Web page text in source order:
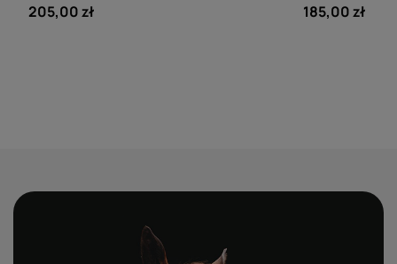
205,00 zł
185,00 zł